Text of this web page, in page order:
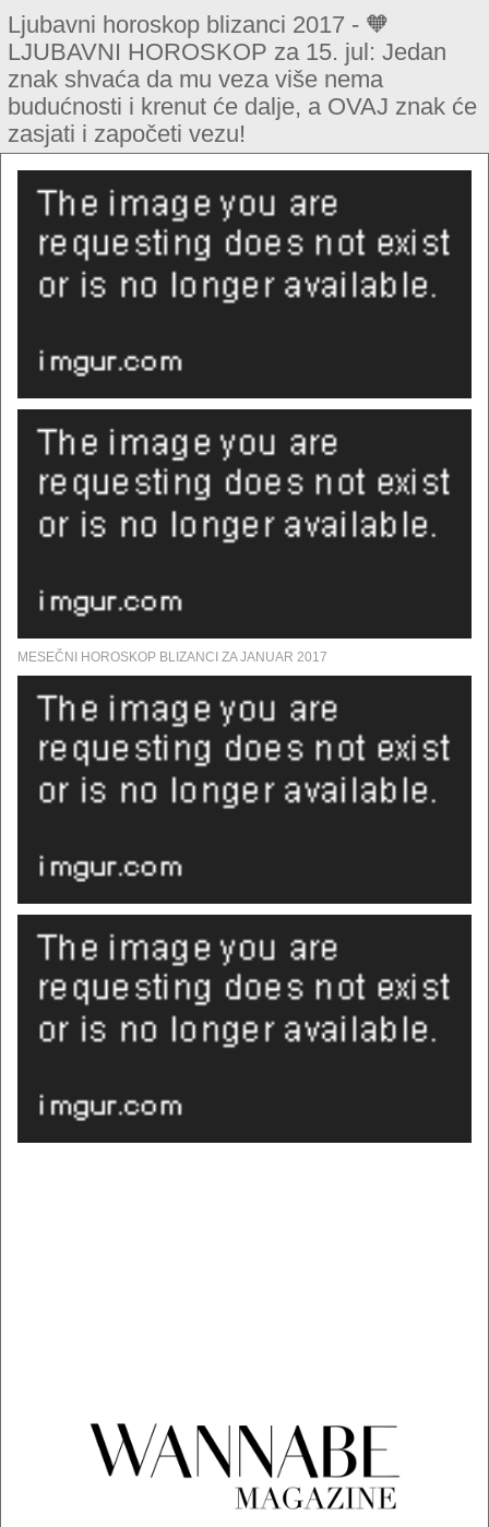
Ljubavni horoskop blizanci 2017 - 🧡
LJUBAVNI HOROSKOP za 15. jul: Jedan
znak shvaća da mu veza više nema
budućnosti i krenut će dalje, a OVAJ znak će
zasjati i započeti vezu!
MESEČNI HOROSKOP BLIZANCI ZA JANUAR 2017